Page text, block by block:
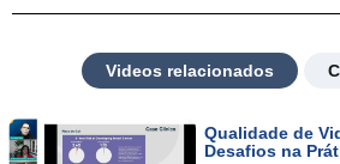
Videos relacionados
Qualidade de
Desafios na